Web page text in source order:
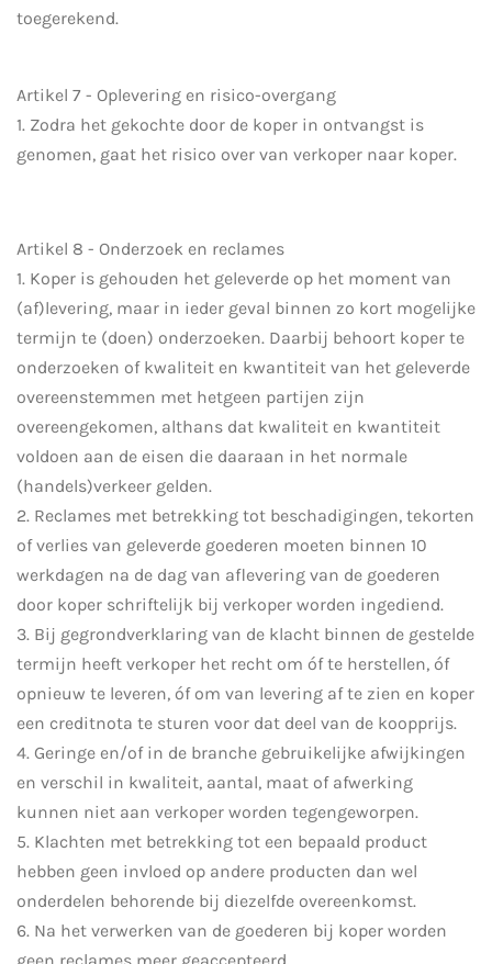
toegerekend.
Artikel 7 - Oplevering en risico-overgang
1. Zodra het gekochte door de koper in ontvangst is
genomen, gaat het risico over van verkoper naar koper.
Artikel 8 - Onderzoek en reclames
1. Koper is gehouden het geleverde op het moment van
(af)levering, maar in ieder geval binnen zo kort mogelijke
termijn te (doen) onderzoeken. Daarbij behoort koper te
onderzoeken of kwaliteit en kwantiteit van het geleverde
overeenstemmen met hetgeen partijen zijn
overeengekomen, althans dat kwaliteit en kwantiteit
voldoen aan de eisen die daaraan in het normale
(handels)verkeer gelden.
2. Reclames met betrekking tot beschadigingen, tekorten
of verlies van geleverde goederen moeten binnen 10
werkdagen na de dag van aflevering van de goederen
door koper schriftelijk bij verkoper worden ingediend.
3. Bij gegrondverklaring van de klacht binnen de gestelde
termijn heeft verkoper het recht om óf te herstellen, óf
opnieuw te leveren, óf om van levering af te zien en koper
een creditnota te sturen voor dat deel van de koopprijs.
4. Geringe en/of in de branche gebruikelijke afwijkingen
en verschil in kwaliteit, aantal, maat of afwerking
kunnen niet aan verkoper worden tegengeworpen.
5. Klachten met betrekking tot een bepaald product
hebben geen invloed op andere producten dan wel
onderdelen behorende bij diezelfde overeenkomst.
6. Na het verwerken van de goederen bij koper worden